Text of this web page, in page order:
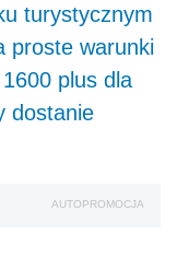
turystycznym
proste warunki
plus dla
dostanie
AUTOPROMOCJA